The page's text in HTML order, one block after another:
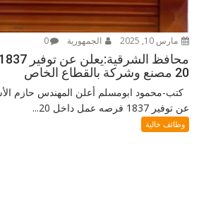
مارس 10, 2025 الجمهورية 0
20 مصنع وشركة بالقطاع الخاص
كتب-محمود ابومسلم أعلن المهندس حازم
عن توفير 1837 فرصه عمل داخل 20...
وظائف خالية